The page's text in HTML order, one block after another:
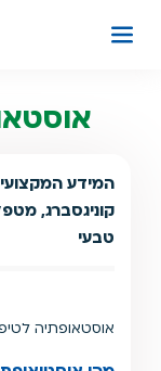
המידע
קוניגסברג,
טבעי
אוסטאופתיה